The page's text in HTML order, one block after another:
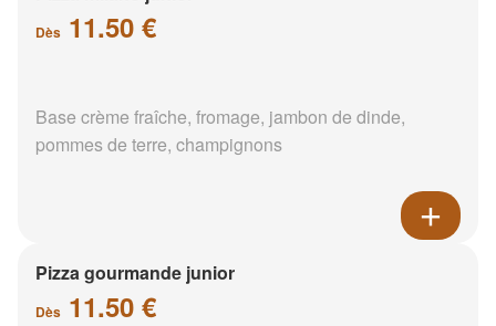
Dès 11.50 €
Base crème fraîche, fromage, jambon de dinde,
pommes de terre, champignons
Pizza gourmande junior
Dès 11.50 €